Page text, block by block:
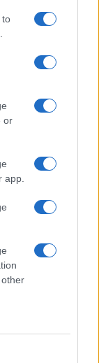
to
or
app.
letture per